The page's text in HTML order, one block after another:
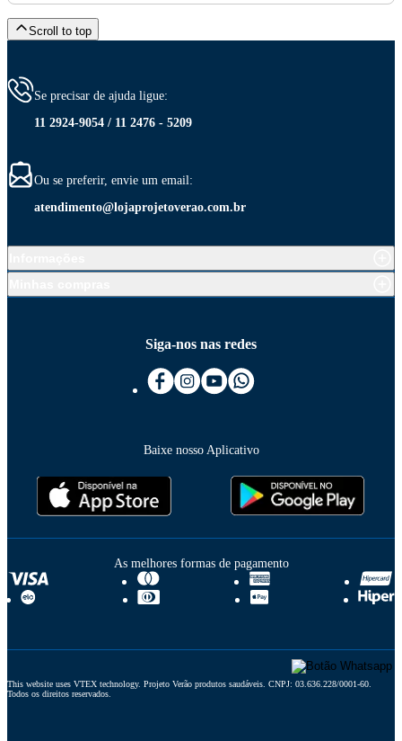
Scroll to top
Se precisar de ajuda ligue:
11 2924-9054 / 11 2476 - 5209
Ou se preferir, envie um email:
atendimento@lojaprojetoverao.com.br
Siga-nos nas redes
Baixe nosso Aplicativo
As melhores formas de pagamento
This website uses VTEX technology. Projeto Verão produtos saudáveis. CNPJ: 03.636.228/0001-60.
Todos os direitos reservados.